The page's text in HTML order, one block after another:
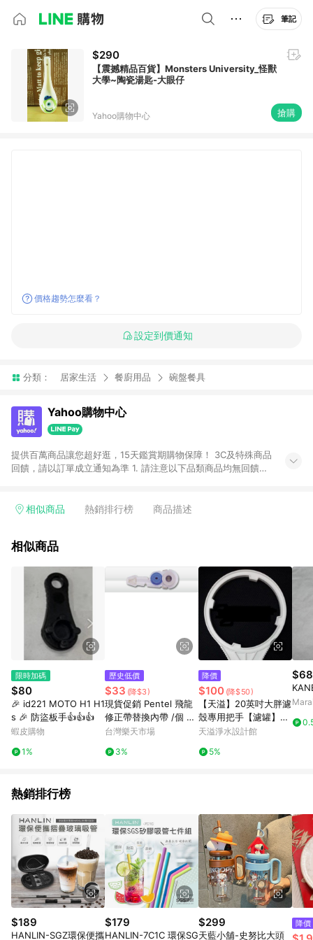
筆記
$290
【震撼精品百貨】Monsters University_怪獸
大學~陶瓷湯匙-大眼仔
Yahoo購物中心 搶購
價格趨勢怎麼看？
設定到價通知
分類： 居家生活 餐廚用品 碗盤餐具
Yahoo購物中心
提供百萬商品讓您超好逛，15天鑑賞期購物保障！ 3C及特殊商品
回饋，請以訂單成立通知為準 1. 請注意以下品類商品均無回饋：
電玩/遊戲/相機/單眼/鏡頭/拍立得 [2024/6/1起適用] -內接硬
的購回饋活動享Yahoo超贈點回饋者 - 購物中心商店之商品：商
3. 訂單回饋金額將扣除運費/購物金/超贈點/福利金/紅利折抵/折
價券等虛擬貨幣折抵 4. 大宗採購或批發轉賣不具回饋資格： 如
有相關事證認定您為大宗採購、批發轉賣而非最終消費使用者，
相關認定以Yahoo購物中心之認定為準
相似商品 熱銷排行榜 商品描述
相似商品
限時加碼
$80
🎉 id221 MOTO H1 H1
s 🎉 防盜板手👍👍👍
蝦皮購物
1%
歷史低價
$33 (降$3)
現貨促銷 Pentel 飛龍
修正帶替換內帶 /個 ZT
R5【APP滿額下單10%
0點)】8/31止
台灣樂天市場
3%
降價
$100 (降$50)
【天溢】20英吋大胖濾
殼專用把手【濾罐】
【板手】【淨水器】
濾】
天溢淨水設計館
5%
熱銷排行榜
$189
HANLIN-SGZ環保便攜
$179
HANLIN-7C1C 環保SG
$299
天藍小舖-史努比大頭
降價